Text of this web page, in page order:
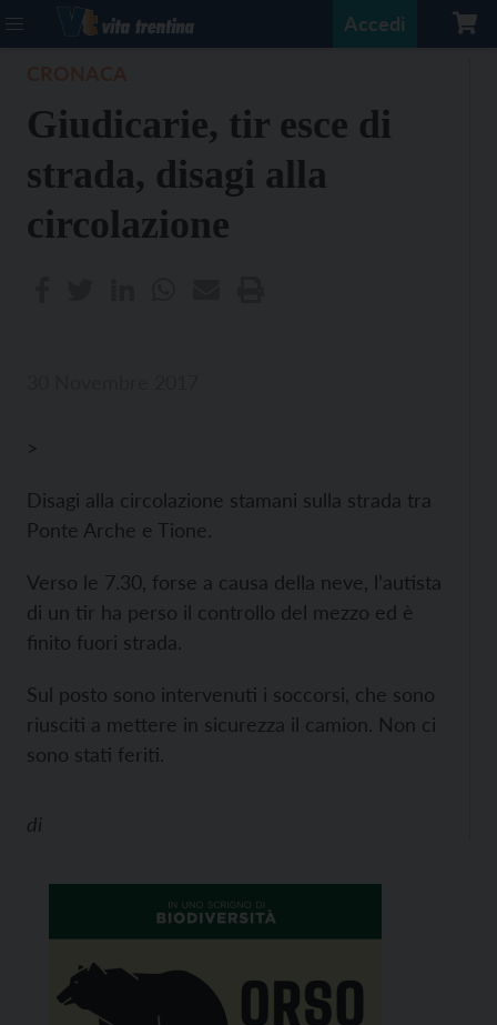
Accedi
Giudicarie, tir esce di
strada, disagi alla
circolazione
>
Disagi alla circolazione stamani sulla strada tra
Ponte Arche e Tione.
Verso le 7.30, forse a causa della neve, l’autista
di un tir ha perso il controllo del mezzo ed è
finito fuori strada.
Sul posto sono intervenuti i soccorsi, che sono
riusciti a mettere in sicurezza il camion. Non ci
sono stati feriti.
di